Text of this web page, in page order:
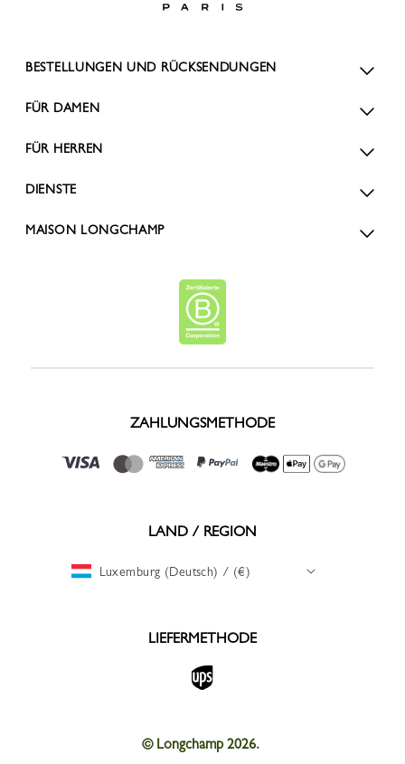
BESTELLUNGEN UND RÜCKSENDUNGEN
FÜR DAMEN
FÜR HERREN
DIENSTE
MAISON LONGCHAMP
ZAHLUNGSMETHODE
LAND / REGION
Luxemburg (Deutsch) / (€)
LIEFERMETHODE
© Longchamp 2026.